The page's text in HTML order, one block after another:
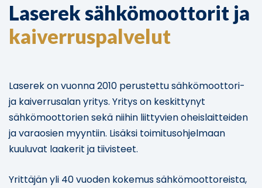
Laserek sähkömoottorit ja
kaiverruspalvelut
Laserek on vuonna 2010 perustettu sähkömoottori-
ja kaiverrusalan yritys. Yritys on keskittynyt
sähkömoottorien sekä niihin liittyvien oheislaitteiden
ja varaosien myyntiin. Lisäksi toimitusohjelmaan
kuuluvat laakerit ja tiivisteet.
Yrittäjän yli 40 vuoden kokemus sähkömoottoreista,